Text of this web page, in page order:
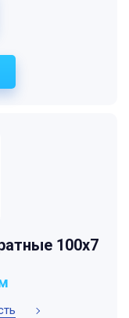
100x7